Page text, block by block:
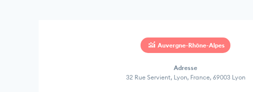
Auvergne-Rhône-Alpes
Adresse
32 Rue Servient, Lyon, France, 69003 Lyon